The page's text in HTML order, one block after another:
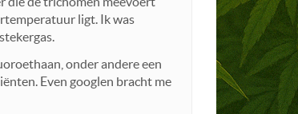
ligt. Ik was
onder andere een
Even googlen bracht me